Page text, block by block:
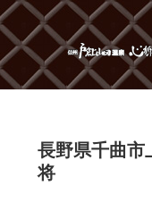
長野県千曲市
将